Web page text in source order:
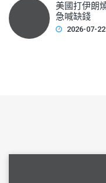
美國打伊朗
急喊缺錢
2026-07-22